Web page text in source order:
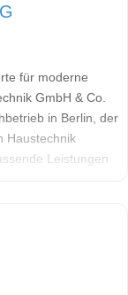
für moderne
GmbH & Co.
in Berlin, der
Haustechnik
Leistungen